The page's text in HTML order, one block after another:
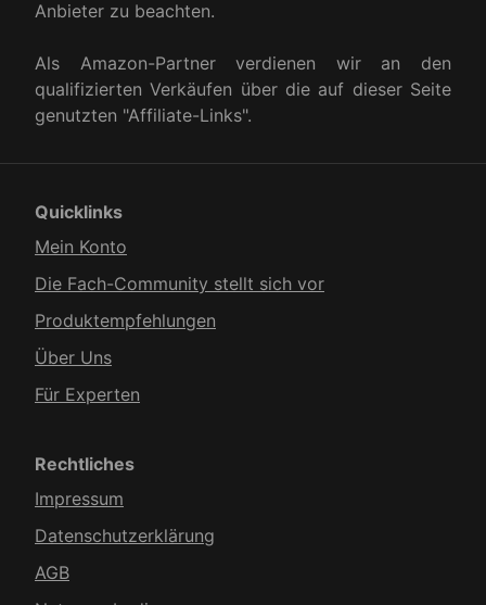
Anbieter zu beachten.
Als Amazon-Partner verdienen wir an den
qualifizierten Verkäufen über die auf dieser Seite
genutzten "Affiliate-Links".
Quicklinks
Mein Konto
Die Fach-Community stellt sich vor
Produkt­empfehlungen
Über Uns
Für Experten
Rechtliches
Impressum
Datenschutzerklärung
AGB